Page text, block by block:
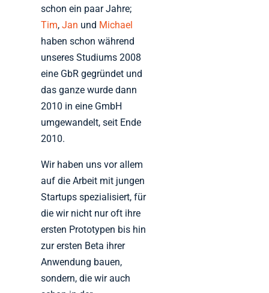
schon ein paar Jahre;
Tim,Jan und Michael
haben schon während
unseres Studiums 2008
eine GbR gegründet und
das ganze wurde dann
2010 in eine GmbH
umgewandelt, seit Ende
2010.
Wir haben uns vor allem
auf die Arbeit mit jungen
Startups spezialisiert, für
die wir nicht nur oft ihre
ersten Prototypen bis hin
zur ersten Beta ihrer
Anwendung bauen,
sondern, die wir auch